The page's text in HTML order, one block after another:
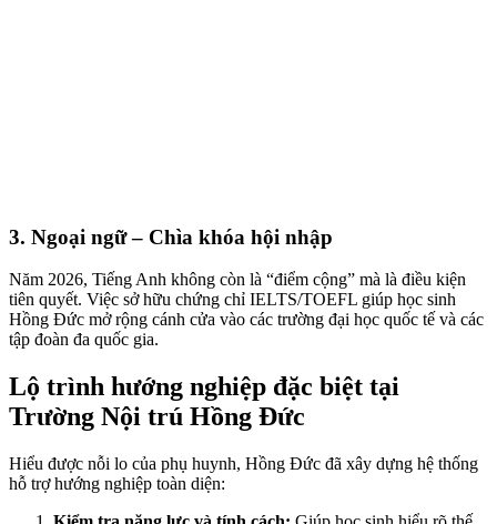
3. Ngoại ngữ – Chìa khóa hội nhập
Năm 2026, Tiếng Anh không còn là “điểm cộng” mà là điều kiện
tiên quyết. Việc sở hữu chứng chỉ IELTS/TOEFL giúp học sinh
Hồng Đức mở rộng cánh cửa vào các trường đại học quốc tế và các
tập đoàn đa quốc gia.
Lộ trình hướng nghiệp đặc biệt tại
Trường Nội trú Hồng Đức
Hiểu được nỗi lo của phụ huynh, Hồng Đức đã xây dựng hệ thống
hỗ trợ hướng nghiệp toàn diện: